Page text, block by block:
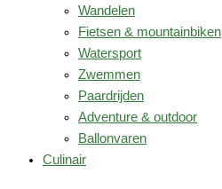
Wandelen
Fietsen & mountainbiken
Watersport
Zwemmen
Paardrijden
Adventure & outdoor
Ballonvaren
Culinair